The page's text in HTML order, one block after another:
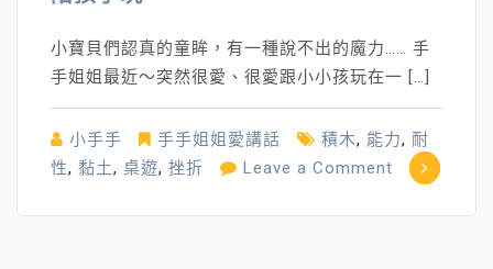
小寶貝們認真的童眸，有一種說不出的魔力…… 手
手姐姐最近～突然很愛、很愛跟小小孩玩在一 […]
小手手 手手姐姐愛講話 積木, 能力, 耐
性, 黏土, 桌遊, 挫折 Leave a Comment on